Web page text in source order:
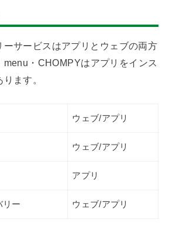
ーサービスはアプリとウェブの両方
menu・CHOMPYはアプリをインス
ます。
ウェブ/アプリ
ウェブ/アプリ
アプリ
リー ウェブ/アプリ